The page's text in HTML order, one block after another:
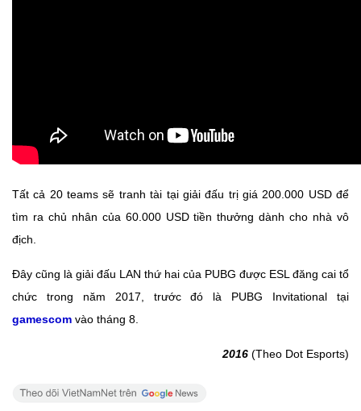
Tất cả 20 teams sẽ tranh tài tại giải đấu trị giá 200.000 USD để
tìm ra chủ nhân của 60.000 USD tiền thưởng dành cho nhà vô
địch.
Đây cũng là giải đấu LAN thứ hai của PUBG được ESL đăng cai tổ
chức trong năm 2017, trước đó là PUBG Invitational tại
gamescom vào tháng 8.
2016 (Theo Dot Esports)